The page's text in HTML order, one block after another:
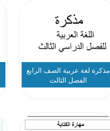
مذكرة لغة عربية الصف الرابع
الفصل الثالث